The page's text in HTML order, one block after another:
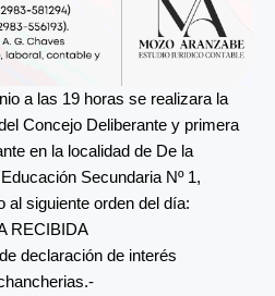
a las 19 horas se realizara la
Concejo Deliberante y primera
en la localidad de De la
Secundaria Nº 1,
al siguiente orden del día:
RECIBIDA
declaración de interés